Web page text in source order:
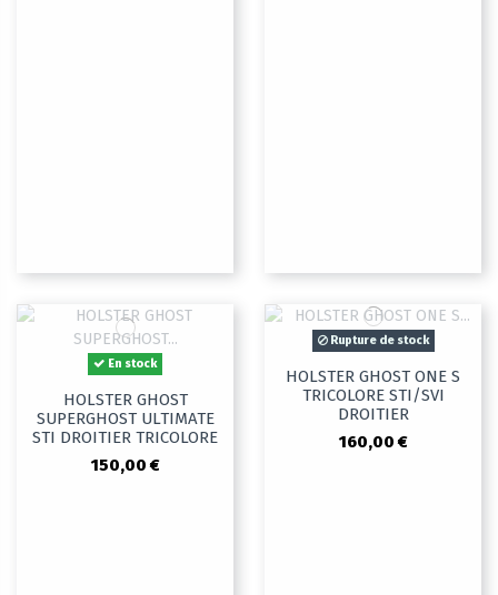
En stock
HOLSTER GHOST
SUPERGHOST ULTIMATE
STI DROITIER TRICOLORE
150,00 €
Rupture de stock
HOLSTER GHOST ONE S
TRICOLORE STI/SVI
DROITIER
160,00 €